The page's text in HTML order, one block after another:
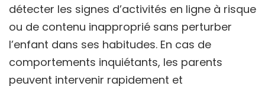
détecter les signes d’activités en ligne à risque
ou de contenu inapproprié sans perturber
l’enfant dans ses habitudes. En cas de
comportements inquiétants, les parents
peuvent intervenir rapidement et